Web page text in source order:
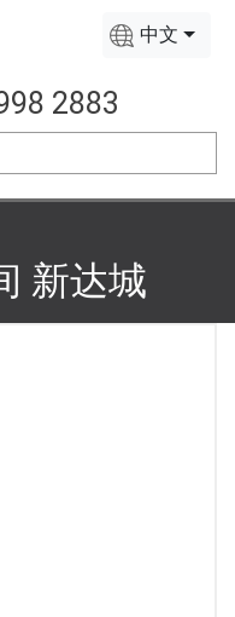
中文
2883
新达城